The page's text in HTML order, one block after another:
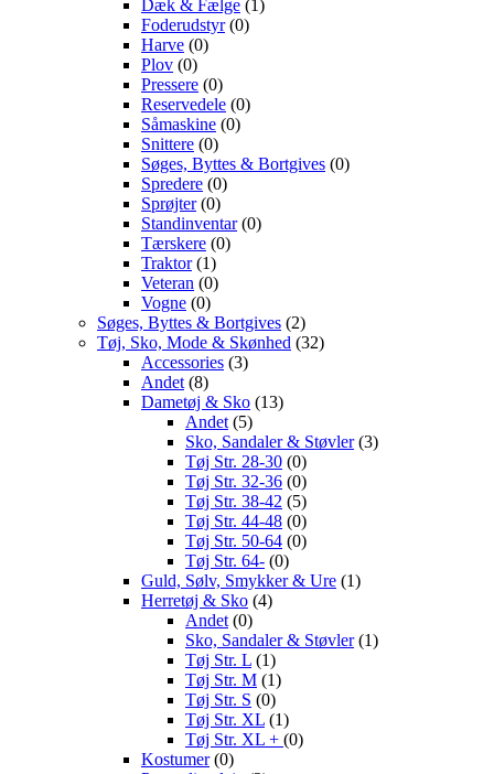
Dæk & Fælge (1)
Foderudstyr(0)
Harve (0)
Plov (0)
Pressere (0)
Reservedele (0)
Såmaskine (0)
Snittere (0)
Søges, Byttes & Bortgives (0)
Spredere (0)
Sprøjter(0)
Standinventar(0)
Tærskere (0)
Traktor(1)
Veteran (0)
Vogne (0)
Søges, Byttes & Bortgives (2)
Tøj, Sko, Mode & Skønhed (32)
Accessories (3)
Andet (8)
Dametøj & Sko (13)
Andet (5)
Sko, Sandaler & Støvler(3)
Tøj Str. 28-30 (0)
Tøj Str. 32-36 (0)
Tøj Str. 38-42 (5)
Tøj Str. 44-48 (0)
Tøj Str. 50-64 (0)
Tøj Str. 64- (0)
Guld, Sølv, Smykker & Ure (1)
Herretøj & Sko (4)
Andet (0)
Sko, Sandaler & Støvler(1)
Tøj Str. L (1)
Tøj Str. M (1)
Tøj Str. S (0)
Tøj Str. XL (1)
Tøj Str. XL + (0)
Kostumer(0)